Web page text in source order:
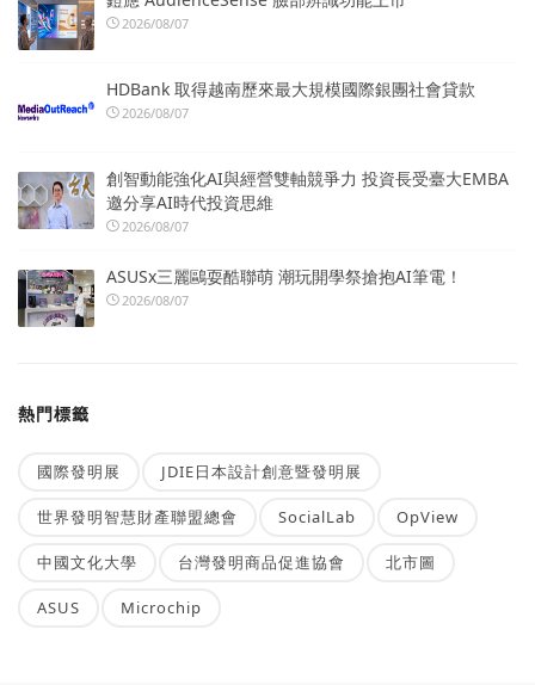
2026/08/07
HDBank 取得越南歷來最大規模國際銀團社會貸款
2026/08/07
創智動能強化AI與經營雙軸競爭力 投資長受臺大EMBA
邀分享AI時代投資思維
2026/08/07
ASUSx三麗鷗耍酷聯萌 潮玩開學祭搶抱AI筆電！
2026/08/07
熱門標籤
國際發明展 JDIE日本設計創意暨發明展
世界發明智慧財產聯盟總會 SocialLab OpView
中國文化大學 台灣發明商品促進協會 北市圖
ASUS Microchip